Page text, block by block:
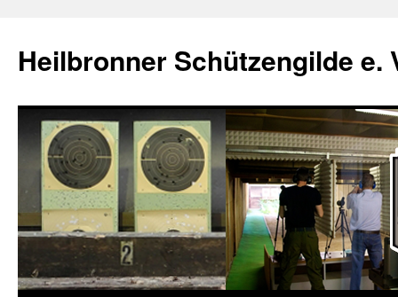
springen
Heilbronner Schützengilde e.